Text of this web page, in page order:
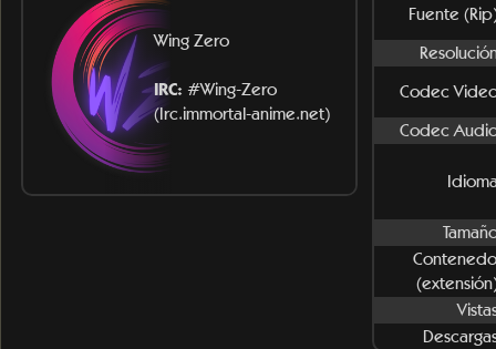
Wing Zero
IRC: #Wing-Zero
(Irc.immortal-anime.net)
Fuente
Codec
Codec